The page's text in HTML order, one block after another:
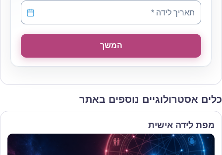
תאריך לידה
תאריך לידה *
המשך
כלים אסטרולוגיים נוספים באתר
מפת לידה אישית